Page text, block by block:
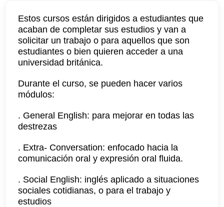
Estos cursos están dirigidos a estudiantes que
acaban de completar sus estudios y van a
solicitar un trabajo o para aquellos que son
estudiantes o bien quieren acceder a una
universidad británica.
Durante el curso, se pueden hacer varios
módulos:
. General English: para mejorar en todas las
destrezas
. Extra- Conversation: enfocado hacia la
comunicación oral y expresión oral fluida.
. Social English: inglés aplicado a situaciones
sociales cotidianas, o para el trabajo y
estudios